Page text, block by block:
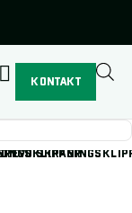
SE KURV
KONTAKT